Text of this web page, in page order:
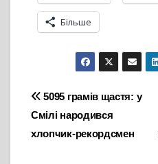
Більше
Навігація
записів
5095 грамів щастя: у
Смілі народився
хлопчик-рекордсмен